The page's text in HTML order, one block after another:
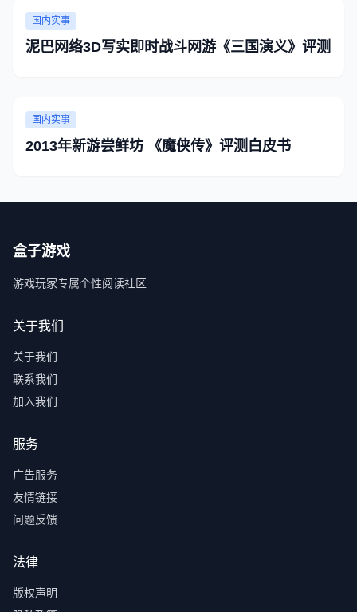
国内实事
泥巴网络3D写实即时战斗网游《三国演义》评测
国内实事
2013年新游尝鲜坊 《魔侠传》评测白皮书
盒子游戏
游戏玩家专属个性阅读社区
关于我们
关于我们
联系我们
加入我们
服务
广告服务
友情链接
问题反馈
法律
版权声明